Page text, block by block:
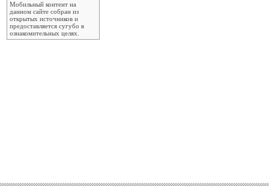
Мобильный контент на
данном сайте собран из
открытых источников и
предоставляется сугубо в
ознакомительных целях.